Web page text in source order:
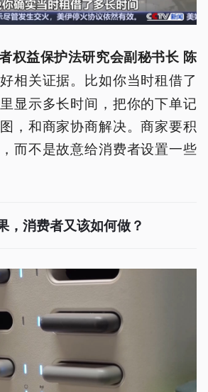
权益保护法研究会副秘书长 陈
相关证据。比如你当时租借了
显示多长时间，把你的下单记
，和商家协商解决。商家要积
而不是故意给消费者设置一些
，消费者又该如何做？